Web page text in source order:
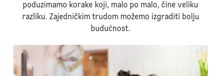
poduzimamo korake koji, malo po malo, čine veliku
razliku. Zajedničkim trudom možemo izgraditi bolju
budućnost.